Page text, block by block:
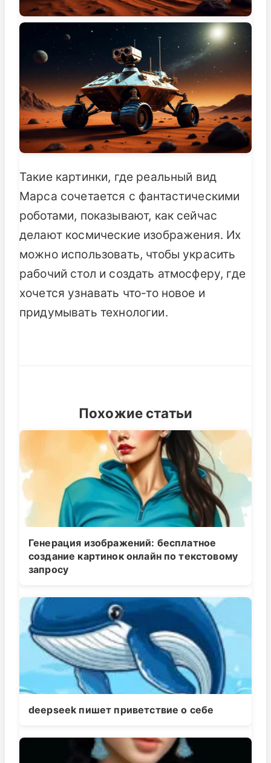
Такие картинки, где реальный вид
Марса сочетается с фантастическими
роботами, показывают, как сейчас
делают космические изображения. Их
можно использовать, чтобы украсить
рабочий стол и создать атмосферу, где
хочется узнавать что-то новое и
придумывать технологии.
Похожие статьи
Генерация изображений: бесплатное
создание картинок онлайн по текстовому
запросу
deepseek пишет приветствие о себе